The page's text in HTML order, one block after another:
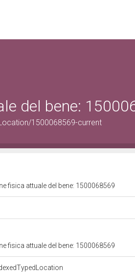
del bene:
1500068569-current
fisica attuale del bene: 1500068569
fisica attuale del bene: 1500068569